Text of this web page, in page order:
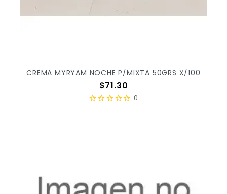
CREMA MYRYAM NOCHE P/MIXTA 50GRS X/100
Precio
$71.30
0